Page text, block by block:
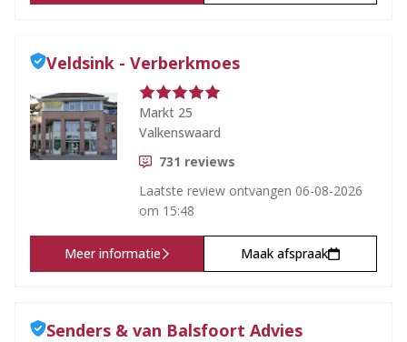
Veldsink - Verberkmoes
Markt 25
Valkenswaard
731 reviews
Laatste review ontvangen 06-08-2026
om 15:48
Meer informatie Maak afspraak
Senders & van Balsfoort Advies